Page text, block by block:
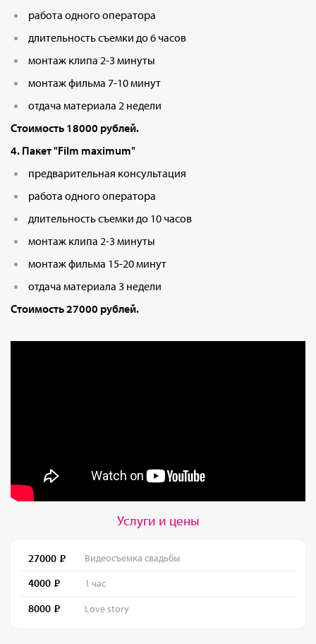
работа одного оператора
длительность съемки до 6 часов
монтаж клипа 2-3 минуты
монтаж фильма 7-10 минут
отдача материала 2 недели
Стоимость 18000 рублей.
4. Пакет "Film maximum"
предварительная консультация
работа одного оператора
длительность съемки до 10 часов
монтаж клипа 2-3 минуты
монтаж фильма 15-20 минут
отдача материала 3 недели
Стоимость 27000 рублей.
Услуги и цены
27000 Видеосъемка свадьбы
4000 1 час
8000 Love story